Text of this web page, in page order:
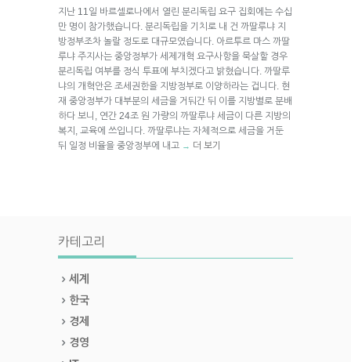
지난 11일 바르셀로나에서 열린 분리독립 요구 집회에는 수십
만 명이 참가했습니다. 분리독립을 기치로 내 건 까딸루냐 지
방정부조차 놀랄 정도로 대규모였습니다. 아르투르 마스 까딸
루냐 주지사는 중앙정부가 세제개혁 요구사항을 묵살할 경우
분리독립 여부를 정식 투표에 부치겠다고 밝혔습니다. 까딸루
냐의 개혁안은 조세권한을 지방정부로 이양하라는 겁니다. 현
재 중앙정부가 대부분의 세금을 거둬간 뒤 이를 지방별로 분배
하다 보니, 연간 24조 원 가량의 까딸루냐 세금이 다른 지방의
복지, 교육에 쓰입니다. 까딸루냐는 자체적으로 세금을 거둔
뒤 일정 비율을 중앙정부에 내고 → 더 보기
카테고리
세계
한국
경제
경영